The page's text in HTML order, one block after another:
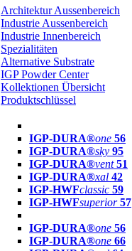
Architektur Aussenbereich
Industrie Aussenbereich
Industrie Innenbereich
Spezialitäten
Alternative Substrate
IGP Powder Center
Kollektionen Übersicht
Produktschlüssel
IGP-DURA®one 56
IGP-DURA®sky 95
IGP-DURA®vent 51
IGP-DURA®xal 42
IGP-HWFclassic 59
IGP-HWFsuperior 57
IGP-DURA®one 56
IGP-DURA®one 66